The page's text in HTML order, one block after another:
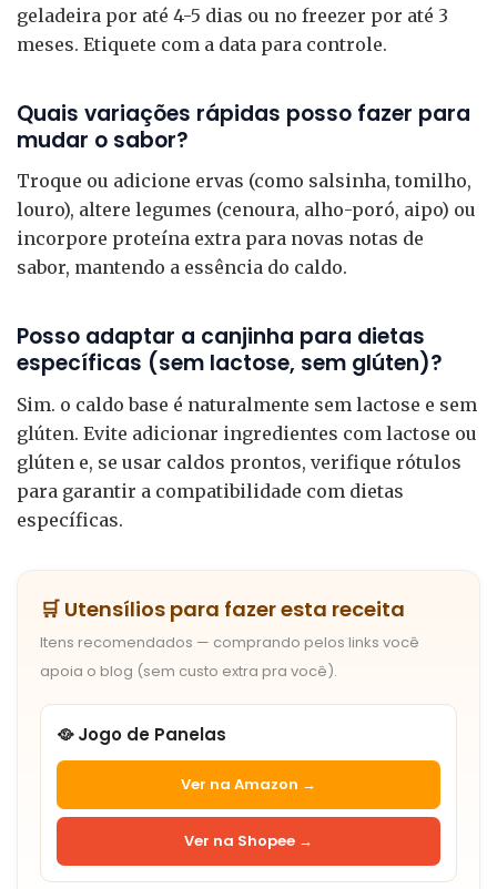
geladeira por até 4-5 dias ou no freezer por até 3
meses. Etiquete com a data para controle.
Quais variações rápidas posso fazer para
mudar o sabor?
Troque ou adicione ervas (como salsinha, tomilho,
louro), altere legumes (cenoura, alho-poró, aipo) ou
incorpore proteína extra para novas notas de
sabor, mantendo a essência do caldo.
Posso adaptar a canjinha para dietas
específicas (sem lactose, sem glúten)?
Sim. o caldo base é naturalmente sem lactose e sem
glúten. Evite adicionar ingredientes com lactose ou
glúten e, se usar caldos prontos, verifique rótulos
para garantir a compatibilidade com dietas
específicas.
🛒 Utensílios para fazer esta receita
Itens recomendados — comprando pelos links você
apoia o blog (sem custo extra pra você).
🥘 Jogo de Panelas
Ver na Amazon →
Ver na Shopee →